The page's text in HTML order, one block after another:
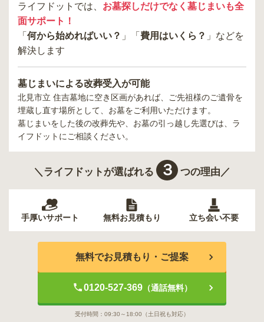
ライフドットでは、 お墓探しだけでなく墓じまいも全
面サポート！
「 何から始めればいい？ 」「 費用はいくら？ 」などを
解決します
墓じまいによる改葬受入が可能
北見市立 住吉墓地に空き区画があれば、ご先祖様のご遺骨を
埋蔵し直す場所として、お墓をご利用いただけます。
墓じまいをした後の改葬先や、お墓の引っ越し先選びは、ラ
イフドットにご相談ください。
＼ライフドットが選ばれる ３ つの理由／
手厚いサポート 無料お見積もり 立ち会い不要
無料でお見積もり・ご提案
0120-527-369（通話無料）
受付時間： 09:30～18:00 （土日祝も対応）